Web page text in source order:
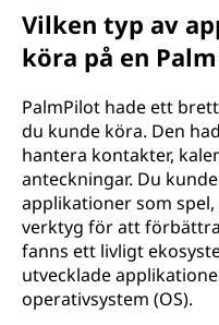
Vilken typ av
köra på en
PalmPilot hade ett
du kunde köra. Den
hantera kontakter,
anteckningar. Du
applikationer som
verktyg för att
fanns ett livligt
utvecklade
operativsystem (OS).